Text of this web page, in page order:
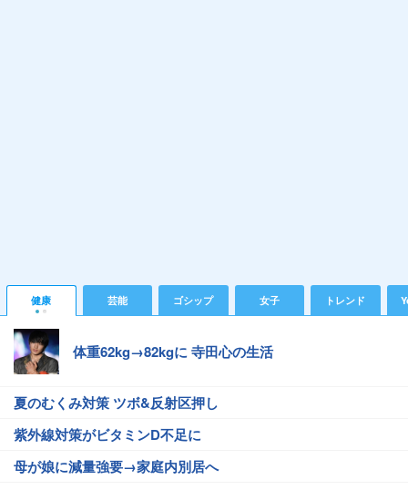
健康 芸能 ゴシップ 女子 トレンド
体重62kg→82kgに 寺田心の生活
夏のむくみ対策 ツボ&反射区押し
紫外線対策がビタミンD不足に
母が娘に減量強要→家庭内別居へ